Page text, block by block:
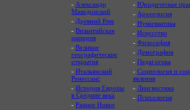
- Александр
Македонский
- Древний Рим
- Византийская
империя
- Великие
географические
открытия
- Итальянский
Ренессанс
- История Европы
в Средние века
- Раннее Новое
- Юридическая
- Археология
- Нумизматика
- Искусство
- Философия
- Демография
- Педагогика
- Социология и
явления
- Лингвистика
- Психология